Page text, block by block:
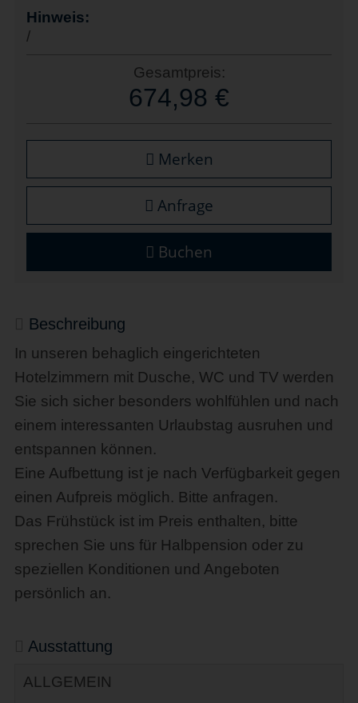
Hinweis:
/
Gesamtpreis:
674,98 €
Merken
Anfrage
Buchen
Beschreibung
In unseren behaglich eingerichteten
Hotelzimmern mit Dusche, WC und TV werden
Sie sich sicher besonders wohlfühlen und nach
einem interessanten Urlaubstag ausruhen und
entspannen können.
Eine Aufbettung ist je nach Verfügbarkeit gegen
einen Aufpreis möglich. Bitte anfragen.
Das Frühstück ist im Preis enthalten, bitte
sprechen Sie uns für Halbpension oder zu
speziellen Konditionen und Angeboten
persönlich an.
Ausstattung
ALLGEMEIN